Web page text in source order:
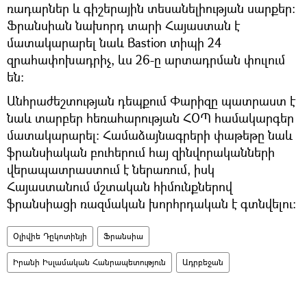
ռադարներ և գիշերային տեսանելիության սարքեր։
Ֆրանսիան նախորդ տարի Հայաստան է
մատակարարել նաև Bastion տիպի 24
զրահափոխադրիչ, ևս 26-ը արտադրման փուլում
են։
Անհրաժեշտության դեպքում Փարիզը պատրաստ է
նաև տարբեր հեռահարության ՀՕՊ համակարգեր
մատակարարել։ Համաձայնագրերի փաթեթը նաև
ֆրանսիական բուհերում հայ զինվորականների
վերապատրաստում է ներառում, իսկ
Հայաստանում մշտական հիմունքներով
ֆրանսիացի ռազմական խորհրդական է գտնվելու։
Օլիվիե Դըկոտինյի Ֆրանսիա
Իրանի Իսլամական Հանրապետություն Ադրբեջան